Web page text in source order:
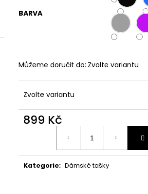
BARVA
Můžeme doručit do: Zvolte variantu
Zvolte variantu
899 Kč
Kategorie: Dámské tašky